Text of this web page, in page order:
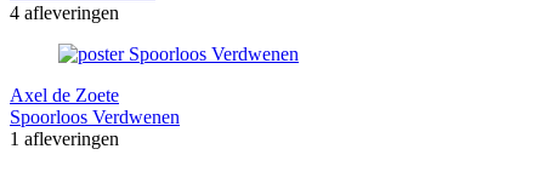
4 afleveringen
Axel de Zoete
Spoorloos Verdwenen
1 afleveringen